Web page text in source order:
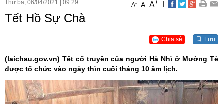
Thứ ba, 06/04/2021 09:29 A- A A+ |
Tết Hồ Sự Chà
Chia sẻ Lưu
(laichau.gov.vn) Tết cổ truyền của người Hà Nhì ở Mường Tè
được tổ chức vào ngày thìn cuối tháng 10 âm lịch.